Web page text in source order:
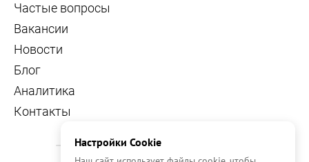
Частые вопросы
Вакансии
Новости
Блог
Аналитика
Контакты
Настройки Cookie